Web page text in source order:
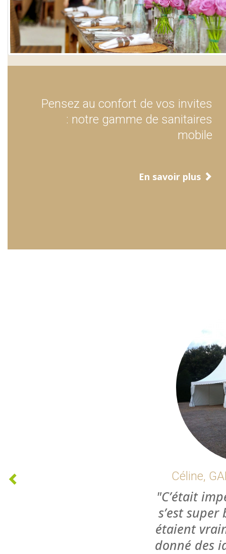
Pensez au confort de vos invites
: notre gamme de sanitaires
mobile
En savoir plus
Annie,
attentes et